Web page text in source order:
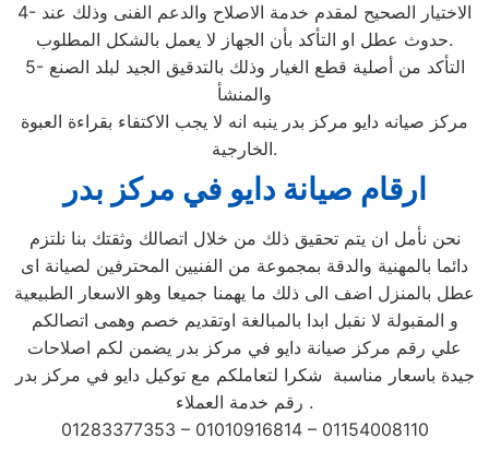
4- الاختيار الصحيح لمقدم خدمة الاصلاح والدعم الفنى وذلك عند
حدوث عطل او التأكد بأن الجهاز لا يعمل بالشكل المطلوب.
5- التأكد من أصلية قطع الغيار وذلك بالتدقيق الجيد لبلد الصنع
والمنشأ
مركز صيانه دايو مركز بدر ينبه انه لا يجب الاكتفاء بقراءة العبوة
الخارجية.
ارقام صيانة دايو في مركز بدر
نحن نأمل ان يتم تحقيق ذلك من خلال اتصالك وثقتك بنا نلتزم
دائما بالمهنية والدقة بمجموعة من الفنيين المحترفين لصيانة اى
عطل بالمنزل اضف الى ذلك ما يهمنا جميعا وهو الاسعار الطبيعية
و المقبولة لا نقبل ابدا بالمبالغة اوتقديم خصم وهمى اتصالكم
علي رقم مركز صيانة دايو في مركز بدر يضمن لكم اصلاحات
جيدة باسعار مناسبة شكرا لتعاملكم مع توكيل دايو في مركز بدر
رقم خدمة العملاء .
01283377353 – 01010916814 – 01154008110